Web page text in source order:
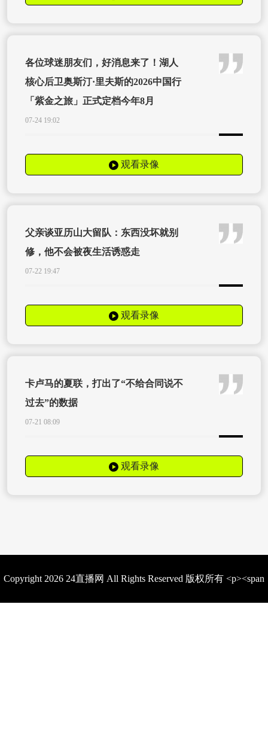
各位球迷朋友们，好消息来了！湖人
核心后卫奥斯汀·里夫斯的2026中国行
「紫金之旅」正式定档今年8月
07-24 19:02
观看录像
父亲谈亚历山大留队：东西没坏就别
修，他不会被夜生活诱惑走
07-22 19:47
观看录像
卡卢马的夏联，打出了“不给合同说不
过去”的数据
07-21 08:09
观看录像
Copyright 2026 24直播网 All Rights Reserved 版权所有 <p><span